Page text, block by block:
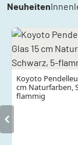
Neuheiten
Koyoto
cm Naturfarben,
flammig